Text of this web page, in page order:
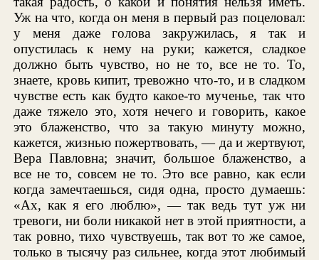
Уж на что, когда он меня в первый раз поцеловал:
у меня даже голова закружилась, я так и
опустилась к нему на руки; кажется, сладкое
должно быть чувство, но не то, все не то. То,
знаете, кровь кипит, тревожно что-то, и в сладком
чувстве есть как будто какое-то мученье, так что
даже тяжело это, хотя нечего и говорить, какое
это блаженство, что за такую минуту можно,
кажется, жизнью пожертвовать, — да и жертвуют,
Вера Павловна; значит, большое блаженство, а
все не то, совсем не то. Это все равно, как если
когда замечтаешься, сидя одна, просто думаешь:
«Ах, как я его люблю», — так ведь тут уж ни
тревоги, ни боли никакой нет в этой приятности, а
так ровно, тихо чувствуешь, так вот то же самое,
только в тысячу раз сильнее, когда этот любимый